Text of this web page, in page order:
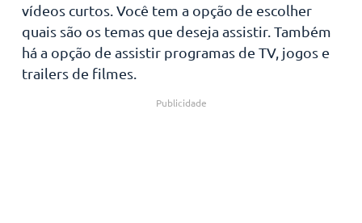
vídeos curtos. Você tem a opção de escolher
quais são os temas que deseja assistir. Também
há a opção de assistir programas de TV, jogos e
trailers de filmes.
Publicidade